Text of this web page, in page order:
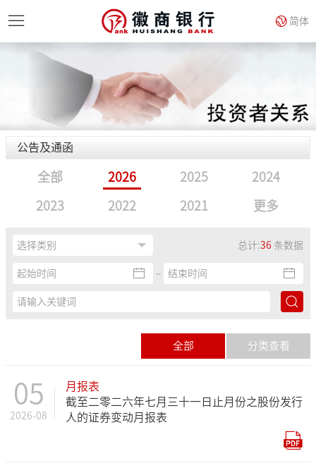
简体
公告及通函
全部 2026 2025 2024
2023 2022 2021 更多
总计:36 条数据
全部 分类查看
05
2026-08
月报表
截至二零二六年七月三十一日止月份之股份发行
人的证券变动月报表